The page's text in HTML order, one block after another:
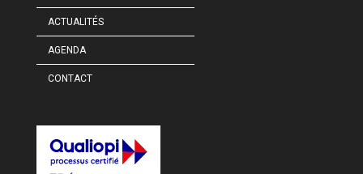
ACTUALITÉS
AGENDA
CONTACT